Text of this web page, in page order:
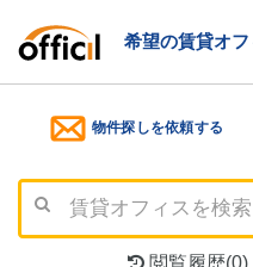
希望の賃貸オ
物件探しを依頼する
閲覧履歴(0)